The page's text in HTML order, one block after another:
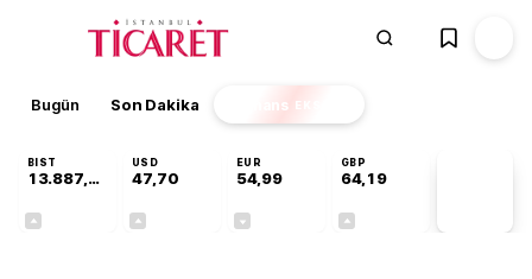
Bugün Son Dakika Finans EKSTRA
BIST
13.887,29
USD
47,70
EUR
54,99
GBP
64,19